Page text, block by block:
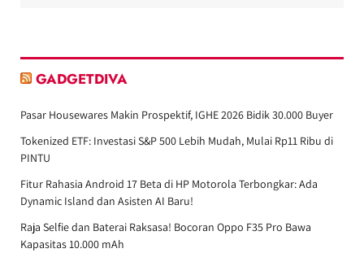
GADGETDIVA
Pasar Housewares Makin Prospektif, IGHE 2026 Bidik 30.000 Buyer
Tokenized ETF: Investasi S&P 500 Lebih Mudah, Mulai Rp11 Ribu di
PINTU
Fitur Rahasia Android 17 Beta di HP Motorola Terbongkar: Ada
Dynamic Island dan Asisten AI Baru!
Raja Selfie dan Baterai Raksasa! Bocoran Oppo F35 Pro Bawa
Kapasitas 10.000 mAh